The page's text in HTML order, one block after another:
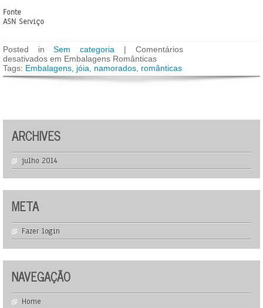
Fonte
ASN Serviço
Posted inSem categoria | Comentários
desativados em Embalagens Românticas
Tags: Embalagens jóia namorados românticas
ARCHIVES
julho 2014
META
Fazer login
NAVEGAÇÃO
Home